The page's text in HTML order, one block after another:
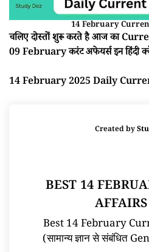
14 February
चलिए दोस्तों शुरू करते है आज का
09 February करंट अफेयर्स इन हिंदी
14 February 2025 Daily
Created by
BEST 14
Best 14 February
(सामान्य ज्ञान से संबंधित